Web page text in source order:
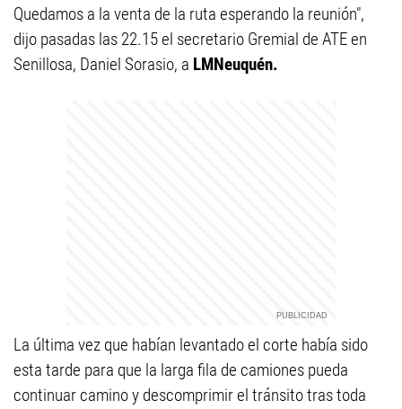
Quedamos a la venta de la ruta esperando la reunión",
dijo pasadas las 22.15 el secretario Gremial de ATE en
Senillosa, Daniel Sorasio, a LMNeuquén.
La última vez que habían levantado el corte había sido
esta tarde para que la larga fila de camiones pueda
continuar camino y descomprimir el tránsito tras toda